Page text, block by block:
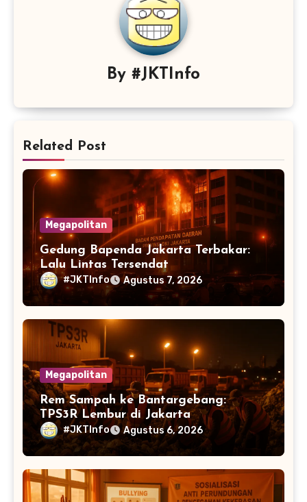
By #JKTInfo
Related Post
Megapolitan
Gedung Bapenda Jakarta Terbakar:
Lalu Lintas Tersendat
#JKTInfo Agustus 7, 2026
Megapolitan
Rem Sampah ke Bantargebang:
TPS3R Lembur di Jakarta
#JKTInfo Agustus 6, 2026